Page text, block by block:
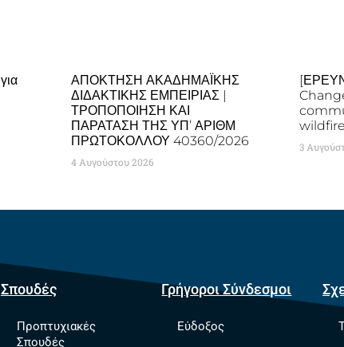
ΑΠΟΚΤΗΣΗ ΑΚΑΔΗΜΑΪΚΗΣ
ΔΙΔΑΚΤΙΚΗΣ ΕΜΠΕΙΡΙΑΣ |
ΤΡΟΠΟΠΟΙΗΣΗ ΚΑΙ
ΠΑΡΑΤΑΣΗ ΤΗΣ ΥΠ’ ΑΡΙΘΜ
ΠΡΩΤΟΚΟΛΛΟΥ 40360/2026
4 Αυγούστου 2026
3
Σπουδές
Προπτυχιακές
Σπουδές
Γρήγοροι Σύνδεσμοι
Εύδοξος